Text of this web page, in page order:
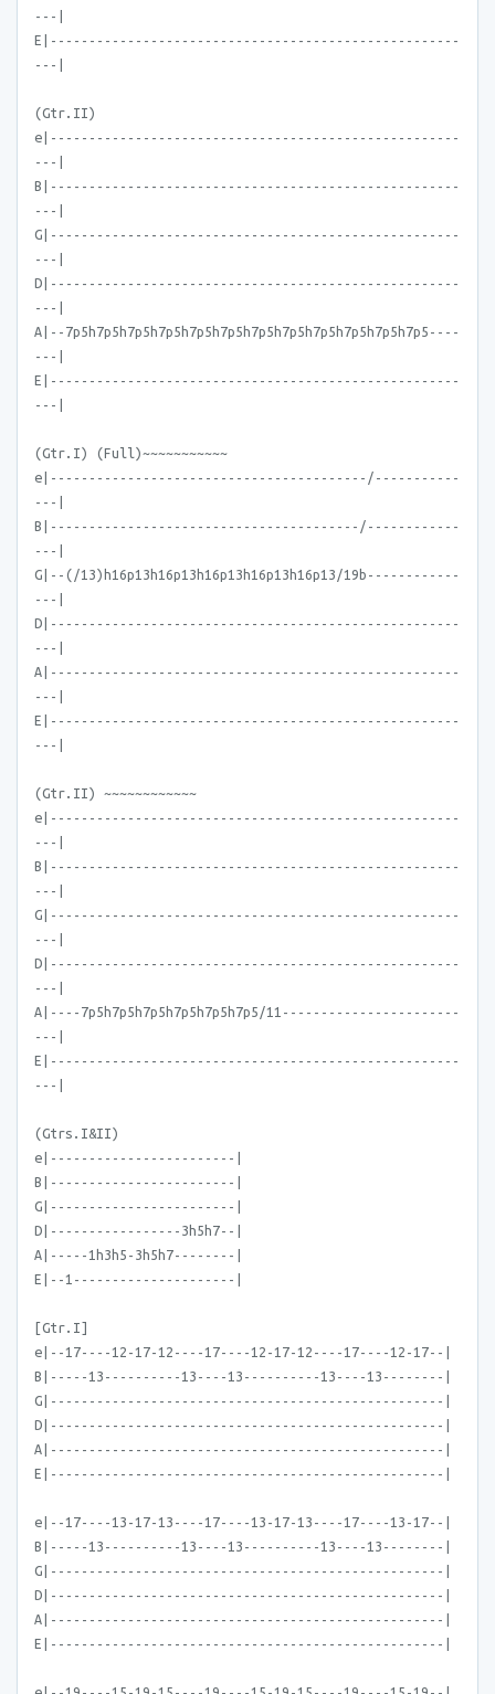
---|
E|-----------------------------------------------------
---|
(Gtr.II)
e|-----------------------------------------------------
---|
B|-----------------------------------------------------
---|
G|-----------------------------------------------------
---|
D|-----------------------------------------------------
---|
A|--7p5h7p5h7p5h7p5h7p5h7p5h7p5h7p5h7p5h7p5h7p5h7p5----
---|
E|-----------------------------------------------------
---|
(Gtr.I) (Full)~~~~~~~~~~~
e|-----------------------------------------/-----------
---|
B|----------------------------------------/------------
---|
G|--(/13)h16p13h16p13h16p13h16p13h16p13/19b------------
---|
D|-----------------------------------------------------
---|
A|-----------------------------------------------------
---|
E|-----------------------------------------------------
---|
(Gtr.II) ~~~~~~~~~~~~
e|-----------------------------------------------------
---|
B|-----------------------------------------------------
---|
G|-----------------------------------------------------
---|
D|-----------------------------------------------------
---|
A|----7p5h7p5h7p5h7p5h7p5h7p5/11-----------------------
---|
E|-----------------------------------------------------
---|
(Gtrs.I&II)
e|------------------------|
B|------------------------|
G|------------------------|
D|-----------------3h5h7--|
A|-----1h3h5-3h5h7--------|
E|--1---------------------|
[Gtr.I]
e|--17----12-17-12----17----12-17-12----17----12-17--|
B|-----13----------13----13----------13----13--------|
G|---------------------------------------------------|
D|---------------------------------------------------|
A|---------------------------------------------------|
E|---------------------------------------------------|
e|--17----13-17-13----17----13-17-13----17----13-17--|
B|-----13----------13----13----------13----13--------|
G|---------------------------------------------------|
D|---------------------------------------------------|
A|---------------------------------------------------|
E|---------------------------------------------------|